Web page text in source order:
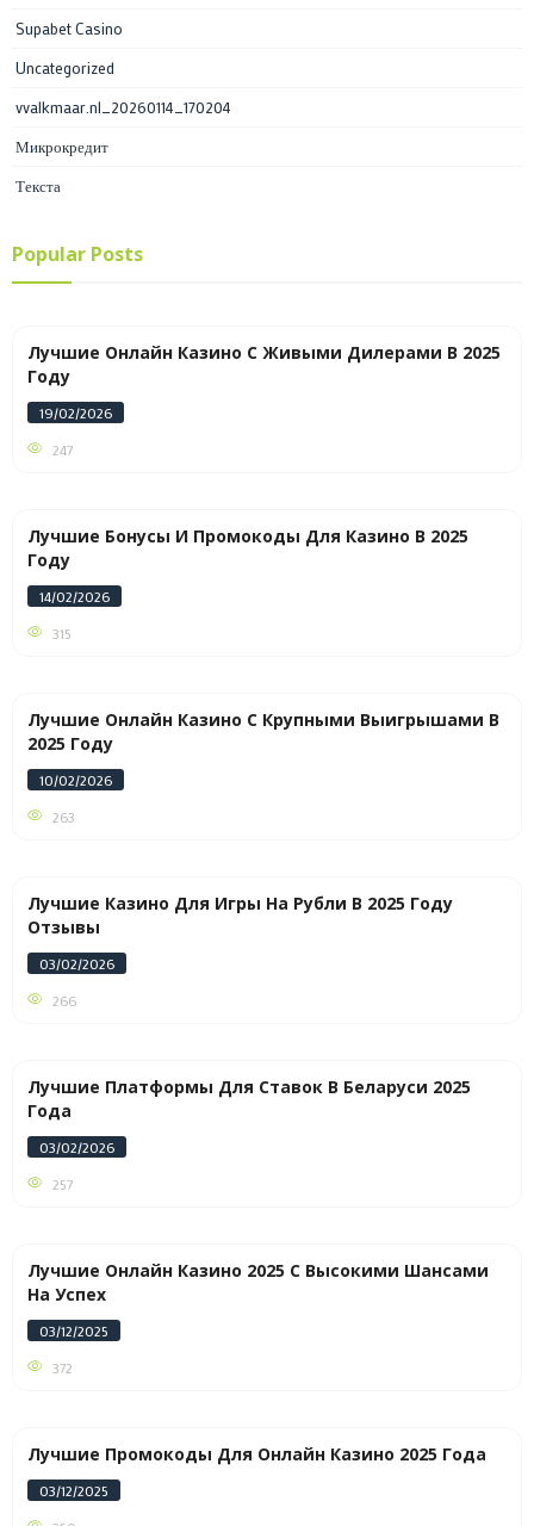
Supabet Casino
Uncategorized
vvalkmaar.nl_20260114_170204
Микрокредит
Текста
Popular Posts
Лучшие Онлайн Казино С Живыми Дилерами В 2025
Году
19/02/2026
247
Лучшие Бонусы И Промокоды Для Казино В 2025
Году
14/02/2026
315
Лучшие Онлайн Казино С Крупными Выигрышами В
2025 Году
10/02/2026
263
Лучшие Казино Для Игры На Рубли В 2025 Году
Отзывы
03/02/2026
266
Лучшие Платформы Для Ставок В Беларуси 2025
Года
03/02/2026
257
Лучшие Онлайн Казино 2025 С Высокими Шансами
На Успех
03/12/2025
372
Лучшие Промокоды Для Онлайн Казино 2025 Года
03/12/2025